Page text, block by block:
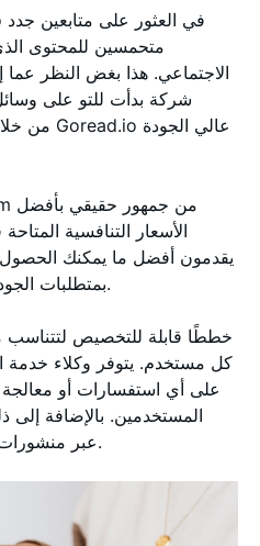
متحمسين للمحتوى
الاجتماعي. هذا بغض النظر عما
شركة بدأت للتو على
الأسعار التنافسية
يقدمون أفضل ما يمكنك الحصول
بمتطلبات الجودة الصارمة في قطاع الأعمال.
كل مستخدم. يتوفر وكلاء خدمة
على أي استفسارات أو
المستخدمين. بالإضافة إلى
إعجابات Instagram عبر منشورات متعددة.